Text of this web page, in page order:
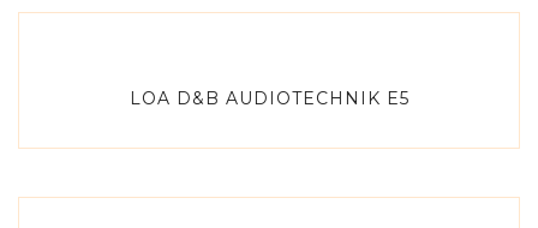
LOA D&B AUDIOTECHNIK E5